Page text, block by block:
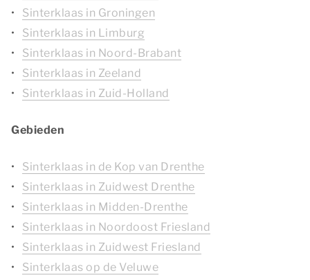
Sinterklaas in Groningen
Sinterklaas in Limburg
Sinterklaas in Noord-Brabant
Sinterklaas in Zeeland
Sinterklaas in Zuid-Holland
Gebieden
Sinterklaas in de Kop van Drenthe
Sinterklaas in Zuidwest Drenthe
Sinterklaas in Midden-Drenthe
Sinterklaas in Noordoost Friesland
Sinterklaas in Zuidwest Friesland
Sinterklaas op de Veluwe